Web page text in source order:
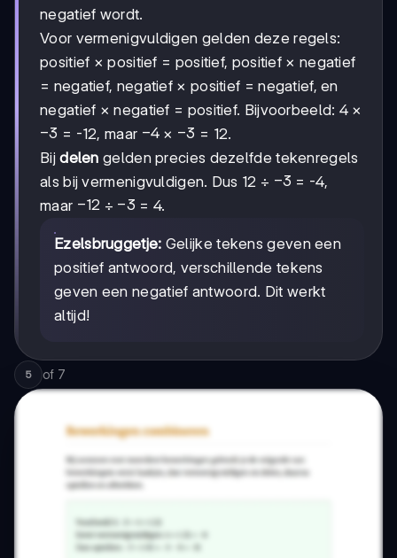
negatief wordt.
Voor vermenigvuldigen gelden deze regels:
positief × positief = positief, positief × negatief
= negatief, negatief × positief = negatief, en
negatief × negatief = positief. Bijvoorbeeld: 4 ×
-3
−3 = -12, maar -4
−4 × -3
−3 = 12.
Bijdelen gelden precies dezelfde tekenregels
als bij vermenigvuldigen. Dus 12 ÷ -3
−3 = -4,
maar -12
−12 ÷ -3
−3 = 4.
Ezelsbruggetje: Gelijke tekens geven een
positief antwoord, verschillende tekens
geven een negatief antwoord. Dit werkt
altijd!
5 of 7